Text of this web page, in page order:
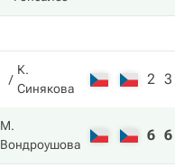
К.
Синякова
2 3
М.
Вондроушова
6 6